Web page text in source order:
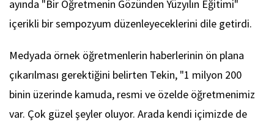
ayında "Bir Öğretmenin Gözünden Yüzyılın Eğitimi"
içerikli bir sempozyum düzenleyeceklerini dile getirdi.
Medyada örnek öğretmenlerin haberlerinin ön plana
çıkarılması gerektiğini belirten Tekin, "1 milyon 200
binin üzerinde kamuda, resmi ve özelde öğretmenimiz
var. Çok güzel şeyler oluyor. Arada kendi içimizde de